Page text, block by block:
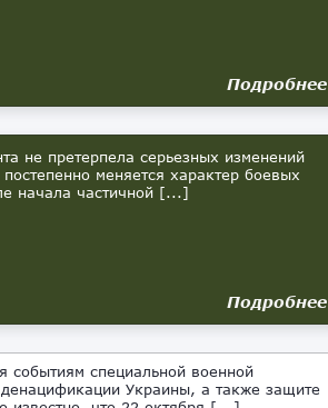
Подробнее
не претерпела серьезных изменений
меняется характер боевых
начала частичной [...]
Подробнее
событиям специальной военной
Украины, а также защите